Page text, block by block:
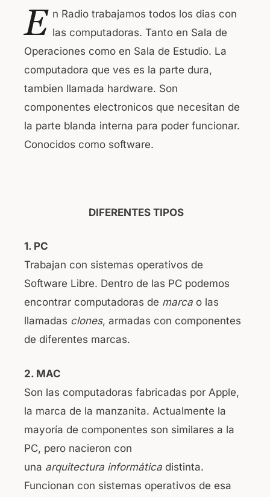
c
e
b
o
o
k
at
s
A
p
p
E n Radio trabajamos todos los dias con
las computadoras. Tanto en Sala de
Operaciones como en Sala de Estudio. La
computadora que ves es la parte dura,
tambien llamada hardware. Son
componentes electronicos que necesitan de
la parte blanda interna para poder funcionar.
Conocidos como software.
DIFERENTES TIPOS
1. PC
Trabajan con sistemas operativos de
Software Libre. Dentro de las PC podemos
encontrar computadoras de marca o las
llamadas clones, armadas con componentes
de diferentes marcas.
2. MAC
Son las computadoras fabricadas por Apple,
la marca de la manzanita. Actualmente la
mayoría de componentes son similares a la
PC, pero nacieron con
una arquitectura informática distinta.
Funcionan con sistemas operativos de esa